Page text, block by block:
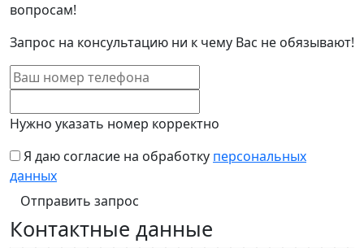
вопросам!
Запрос на консультацию ни к чему Вас не обязывают!
Нужно указать номер корректно
Я даю согласие на обработку персональных
данных
Контактные данные